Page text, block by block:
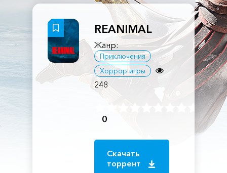
REANIMAL
Жанр:
Приключения
Хоррор игры
248
0
Скачать
торрент